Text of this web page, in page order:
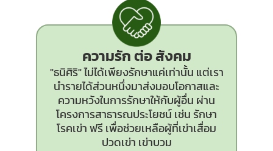
ความรัก ต่อ สังคม
"ธนิศิริ" ไม่ได้เพียงรักษาแค่เท่านั้น แต่เรา
นำรายได้ส่วนหนึ่งมาส่งมอบโอกาสและ
ความหวังในการรักษาให้กับผู้อื่น ผ่าน
โครงการสาธารณประโยชน์ เช่น รักษา
โรคเข่า ฟรี เพื่อช่วยเหลือผู้ที่เข่าเสื่อม
ปวดเข่า เข่าบวม